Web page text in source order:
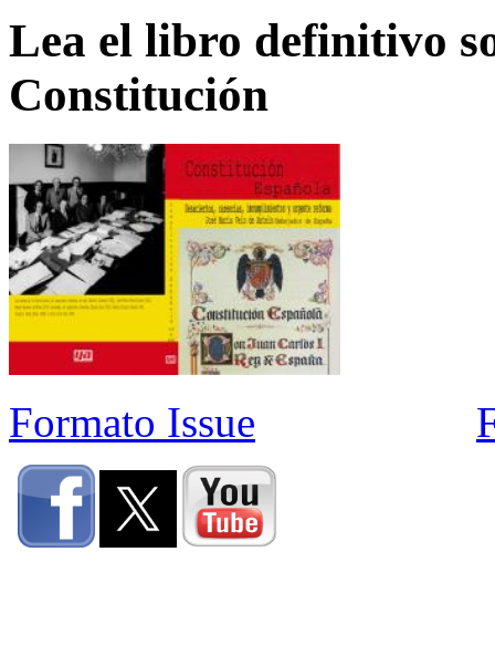
Lea el libro definitivo
Constitución
Formato Issue